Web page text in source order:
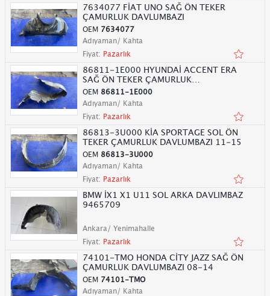
7634077 FİAT UNO SAĞ ÖN TEKER
ÇAMURLUK DAVLUMBAZI
OEM 7634077
Adıyaman/ Kahta
Fiyat: Pazarlık
86811-1E000 HYUNDAİ ACCENT ERA
SAĞ ÖN TEKER ÇAMURLUK
DAVLUMBAZI
OEM 86811-1E000
Adıyaman/ Kahta
Fiyat: Pazarlık
86813-3U000 KİA SPORTAGE SOL ÖN
TEKER ÇAMURLUK DAVLUMBAZI 11-15
OEM 86813-3U000
Adıyaman/ Kahta
Fiyat: Pazarlık
BMW İX1 X1 U11 SOL ARKA DAVLIMBAZ
9465709
Ankara/ Yenimahalle
Fiyat: Pazarlık
74101-TMO HONDA CİTY JAZZ SAĞ ÖN
ÇAMURLUK DAVLUMBAZI 08-14
OEM 74101-TMO
Adıyaman/ Kahta